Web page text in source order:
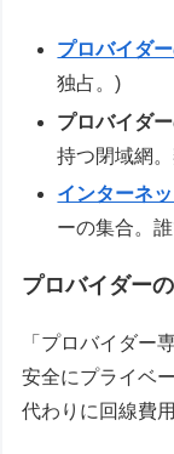
プロバイダ
独占。)
プロバイダ
持つ閉域網
インターネッ
ーの集合。
プロバイダー
「プロバイダー
安全にプライベ
代わりに回線費